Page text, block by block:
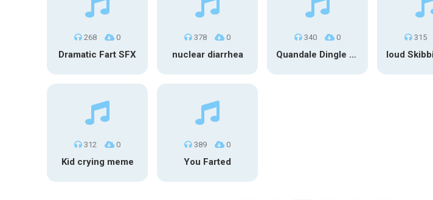
268 0
Dramatic Fart SFX
378 0
nuclear diarrhea
340 0
Quandale Dingle Farted
315
312 0
Kid crying meme
389 0
You Farted